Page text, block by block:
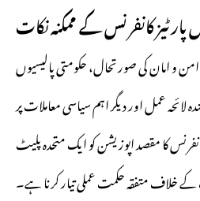
پارٹیز کانفرنس کے ممکنہ نکات
و امان کی صورتحال، حکومتی پالیسیوں
عمل اور دیگر اہم سیاسی معاملات پر
کا مقصد اپوزیشن کو ایک متحدہ پلیٹ
خلاف متفقہ حکمت عملی تیار کرنا ہے۔